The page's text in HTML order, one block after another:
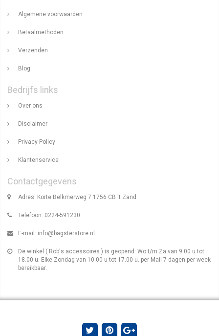
Algemene voorwaarden
Betaalmethoden
Verzenden
Blog
Bedrijfs links
Over ons
Disclaimer
Privacy Policy
Klantenservice
Contactgegevens
Adres: Korte Belkmerweg 7 1756 CB 't Zand
Telefoon: 0224-591230
E-mail: info@bagsterstore.nl
De winkel ( Rob's accessoires ) is geopend: Wo t/m Za van 9.00 u tot
18.00 u. Elke Zondag van 10.00 u tot 17.00 u. per Mail 7 dagen per week
bereikbaar.